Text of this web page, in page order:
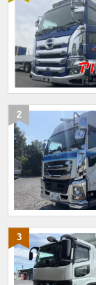
2
3